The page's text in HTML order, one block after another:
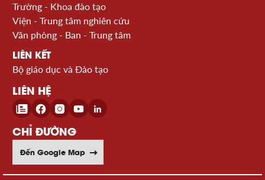
Trường - Khoa đào tạo
Viện - Trung tâm nghiên cứu
Văn phòng - Ban - Trung tâm
LIÊN KẾT
Bộ giáo dục và Đào tạo
LIÊN HỆ
CHỈ ĐƯỜNG
Đến Google Map